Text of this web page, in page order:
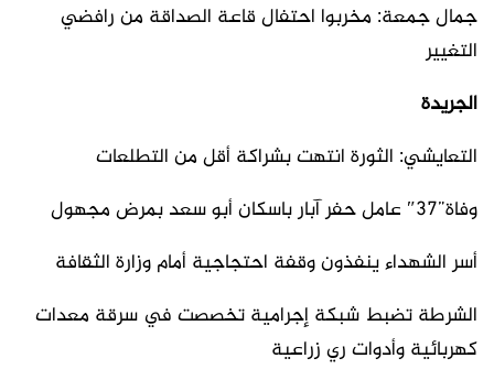
جمال جمعة: مخربوا احتفال قاعة الصداقة من رافضي
التغيير
الجريدة
التعايشي: الثورة انتهت بشراكة أقل من التطلعات
وفاة”37″ عامل حفر آبار باسكان أبو سعد بمرض مجهول
أسر الشهداء ينفذون وقفة احتجاجية أمام وزارة الثقافة
الشرطة تضبط شبكة إجرامية تخصصت في سرقة معدات
كهربائية وأدوات ري زراعية